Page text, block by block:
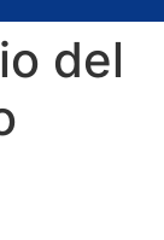
del